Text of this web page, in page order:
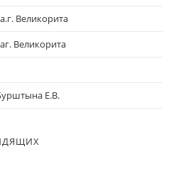
Великорита
Великорита
Е.В.